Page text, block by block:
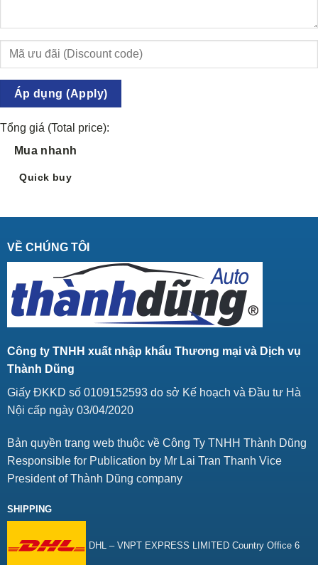
Áp dụng (Apply)
Tổng giá (Total price):
Mua nhanh
Quick buy
VỀ CHÚNG TÔI
Công ty TNHH xuất nhập khẩu Thương mại và Dịch vụ
Thành Dũng
Giấy ĐKKD số 0109152593 do sở Kế hoạch và Đầu tư Hà
Nội cấp ngày 03/04/2020
Bản quyền trang web thuộc về Công Ty TNHH Thành Dũng
Responsible for Publication by Mr Lai Tran Thanh Vice
President of Thành Dũng company
SHIPPING
DHL – VNPT EXPRESS LIMITED Country Office 6